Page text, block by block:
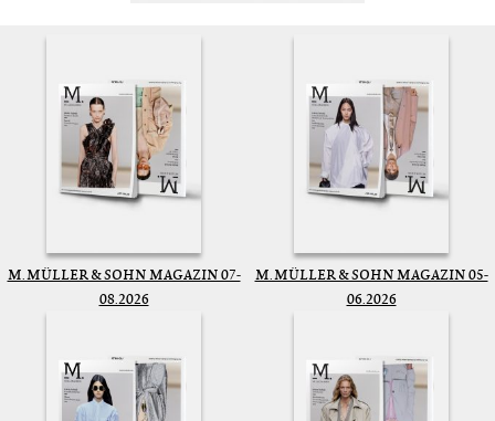
M. MÜLLER & SOHN MAGAZIN 07-
08.2026
M. MÜLLER & SOHN MAGAZIN 05-
06.2026